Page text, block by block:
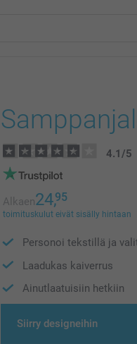
4.1/5
Alkaen24,95
toimituskulut eivät sisälly hintaan
Personoi tekstillä ja
Laadukas kaiverrus
Ainutlaatuisiin hetkiin
Siirry designeihin